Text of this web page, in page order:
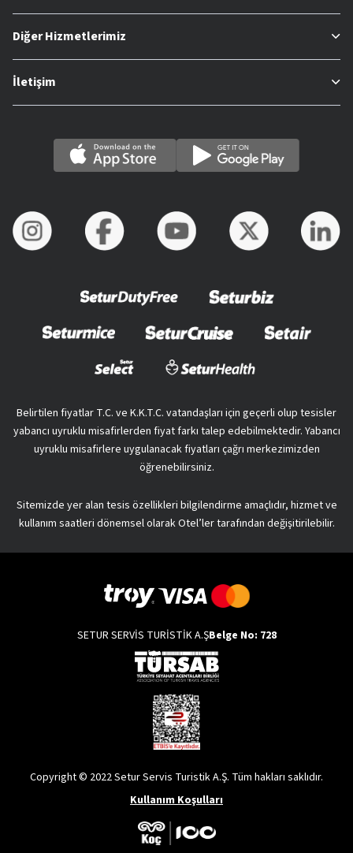
Diğer Hizmetlerimiz
İletişim
Belirtilen fiyatlar T.C. ve K.K.T.C. vatandaşları için geçerli olup tesisler
yabancı uyruklu misafirlerden fiyat farkı talep edebilmektedir. Yabancı
uyruklu misafirlere uygulanacak fiyatları çağrı merkezimizden
öğrenebilirsiniz.
Sitemizde yer alan tesis özellikleri bilgilendirme amaçlıdır, hizmet ve
kullanım saatleri dönemsel olarak Otel’ler tarafından değişitirilebilir.
SETUR SERVİS TURİSTİK A.ŞBelge No: 728
Copyright © 2022 Setur Servis Turistik A.Ş. Tüm hakları saklıdır.
Kullanım Koşulları